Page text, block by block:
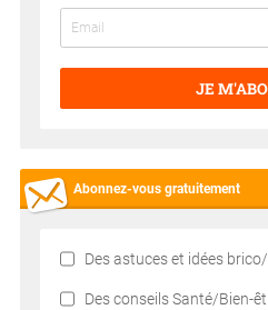
JE
Abonnez-vous gratuitement
Des astuces et idées
Des conseils Santé/Bien-